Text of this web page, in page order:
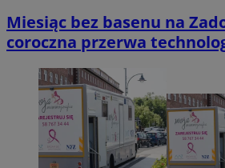
Miesiąc bez basenu na
coroczna przerwa